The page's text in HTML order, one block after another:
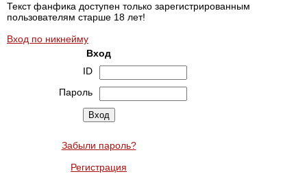
Текст фанфика доступен только зарегистрированным
пользователям старше 18 лет!
Вход по никнейму
Вход
ID
Пароль
Забыли пароль?
Регистрация